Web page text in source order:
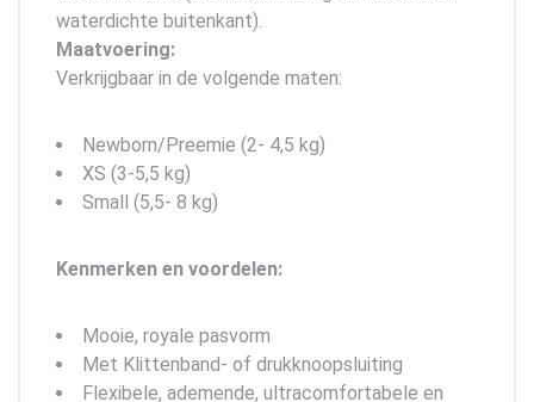
waterdichte buitenkant).
Maatvoering:
Verkrijgbaar in de volgende maten:
Newborn/Preemie (2- 4,5 kg)
XS (3-5,5 kg)
Small (5,5- 8 kg)
Kenmerken en voordelen:
Mooie, royale pasvorm
Met Klittenband- of drukknoopsluiting
Flexibele, ademende, ultracomfortabele en